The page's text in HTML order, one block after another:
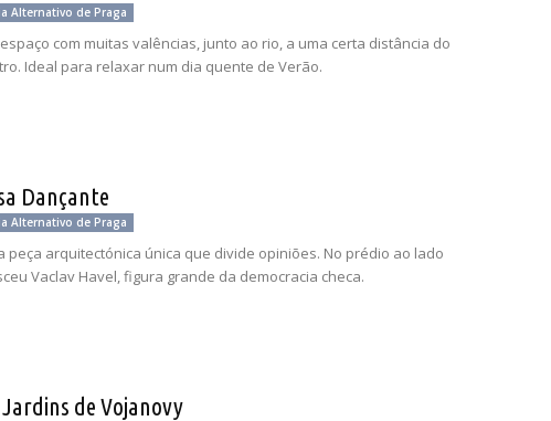
Alternativo de Praga
com muitas valências, junto ao rio, a uma certa distância do
Ideal para relaxar num dia quente de Verão.
Dançante
Alternativo de Praga
peça arquitectónica única que divide opiniões. No prédio ao lado
Vaclav Havel, figura grande da democracia checa.
Jardins de Vojanovy